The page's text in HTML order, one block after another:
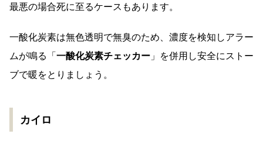
最悪の場合死に至るケースもあります。
一酸化炭素は無色透明で無臭のため、濃度を検知しアラー
ムが鳴る「一酸化炭素チェッカー 」を併用し安全にストー
ブで暖をとりましょう。
カイロ